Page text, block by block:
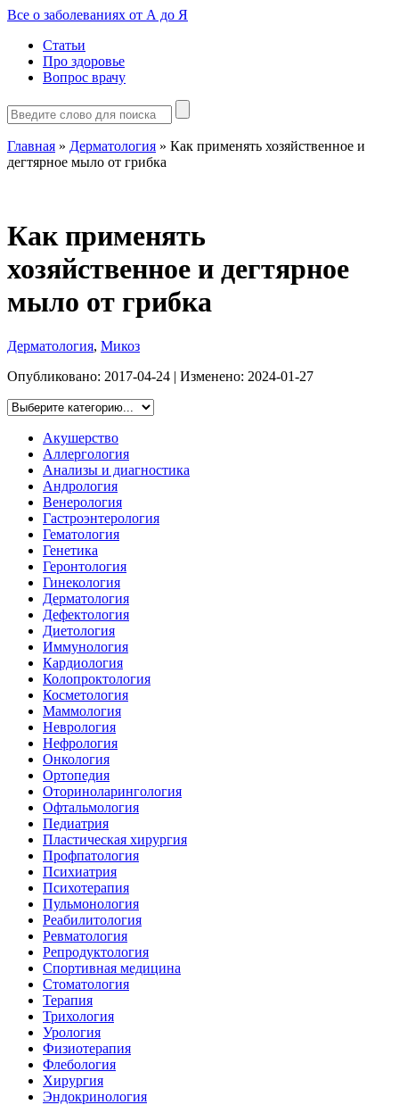
Все о заболеваниях от А до Я
Статьи
Про здоровье
Вопрос врачу
Главная » Дерматология » Как применять хозяйственное и
дегтярное мыло от грибка
Как применять
хозяйственное и дегтярное
мыло от грибка
Дерматология, Микоз
Опубликовано: 2017-04-24 | Изменено: 2024-01-27
Акушерство
Аллергология
Анализы и диагностика
Андрология
Венерология
Гастроэнтерология
Гематология
Генетика
Геронтология
Гинекология
Дерматология
Дефектология
Диетология
Иммунология
Кардиология
Колопроктология
Косметология
Маммология
Неврология
Нефрология
Онкология
Ортопедия
Оториноларингология
Офтальмология
Педиатрия
Пластическая хирургия
Профпатология
Психиатрия
Психотерапия
Пульмонология
Реабилитология
Ревматология
Репродуктология
Спортивная медицина
Стоматология
Терапия
Трихология
Урология
Физиотерапия
Флебология
Хирургия
Эндокринология